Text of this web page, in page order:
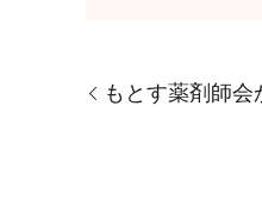
もとす薬剤師